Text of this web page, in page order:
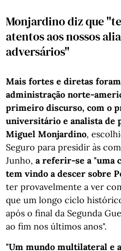
Monjardino diz que
atentos aos nossos
adversários"
Mais fortes e diretas
administração norte-
primeiro discurso, com o
universitário e analista de
Miguel Monjardino,
Seguro para presidir às
Junho, a referir-se a "uma
tem vindo a descer sobre
ter provavelmente a ver
que um longo ciclo
após o final da Segunda
ao fim nos últimos anos".
"Um mundo multilateral e